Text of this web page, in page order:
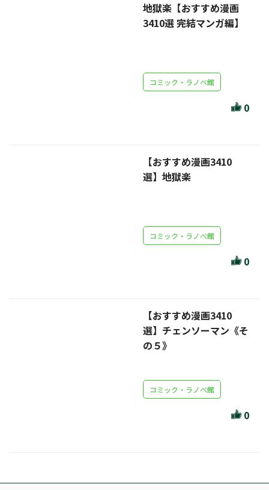
リセット
地獄楽【おすすめ漫画
3410選 完結マンガ編】
コミック・ラノベ館
0
【おすすめ漫画3410
選】地獄楽
コミック・ラノベ館
0
【おすすめ漫画3410
選】チェンソーマン《そ
の５》
コミック・ラノベ館
0